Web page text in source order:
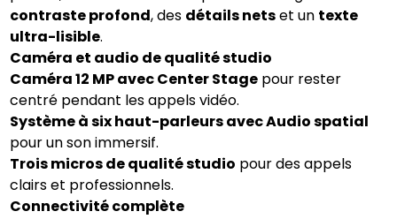
contraste profond, des détails netset un texte
ultra-lisible.
Caméra et audio de qualité studio
Caméra 12 MP avec Center Stage pour rester
centré pendant les appels vidéo.
Système à six haut-parleurs avec Audio spatial
pour un son immersif.
Trois micros de qualité studio pour des appels
clairs et professionnels.
Connectivité complète